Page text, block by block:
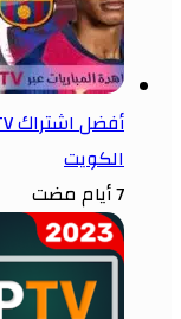
الكويت
7 أيام مضت